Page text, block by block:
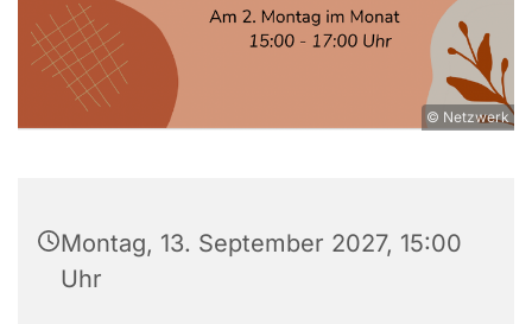
© Netzwerk
Montag, 13. September 2027, 15:00
Uhr